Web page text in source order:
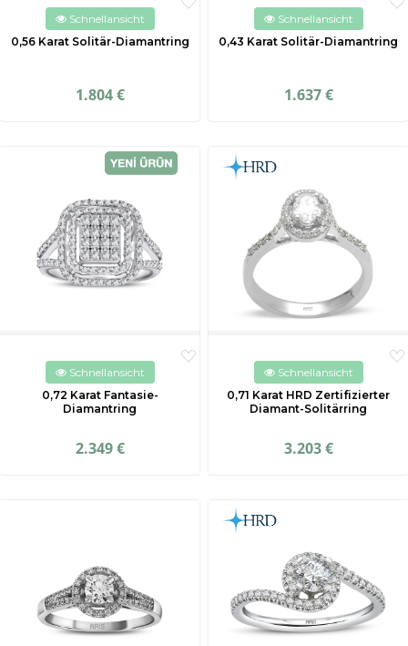
Schnellansicht
0,56 Karat Solitär-Diamantring
1.804 €
Schnellansicht
0,43 Karat Solitär-Diamantring
1.637 €
Schnellansicht
0,72 Karat Fantasie-
Diamantring
2.349 €
Schnellansicht
0,71 Karat HRD Zertifizierter
Diamant-Solitärring
3.203 €